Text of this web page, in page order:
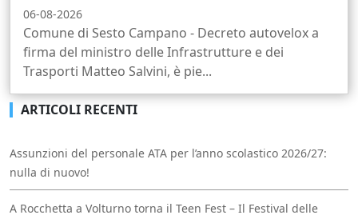
06-08-2026
Comune di Sesto Campano - Decreto autovelox a
firma del ministro delle Infrastrutture e dei
Trasporti Matteo Salvini, è pie...
ARTICOLI RECENTI
Assunzioni del personale ATA per l’anno scolastico 2026/27:
nulla di nuovo!
A Rocchetta a Volturno torna il Teen Fest – Il Festival delle